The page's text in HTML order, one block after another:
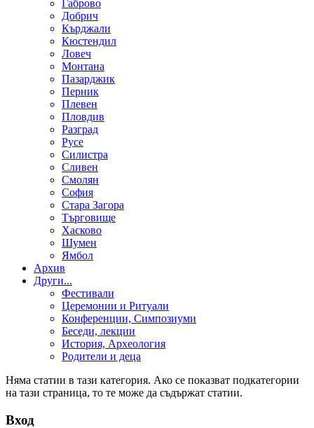
Габрово
Добрич
Кърджали
Кюстендил
Ловеч
Монтана
Пазарджик
Перник
Плевен
Пловдив
Разград
Русе
Силистра
Сливен
Смолян
София
Стара Загора
Търговище
Хасково
Шумен
Ямбол
Aрхив
Други...
Фестивали
Церемонии и Ритуали
Конференции, Симпозиуми
Беседи, лекции
История, Археология
Родители и деца
Няма статии в тази категория. Ако се показват подкатегории
на тази страница, то те може да съдържат статии.
Вход